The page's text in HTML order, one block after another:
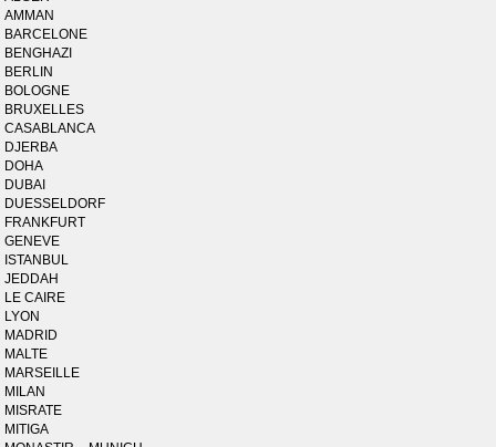
AMMAN
BARCELONE
BENGHAZI
BERLIN
BOLOGNE
BRUXELLES
CASABLANCA
DJERBA
DOHA
DUBAI
DUESSELDORF
FRANKFURT
GENEVE
ISTANBUL
JEDDAH
LE CAIRE
LYON
MADRID
MALTE
MARSEILLE
MILAN
MISRATE
MITIGA